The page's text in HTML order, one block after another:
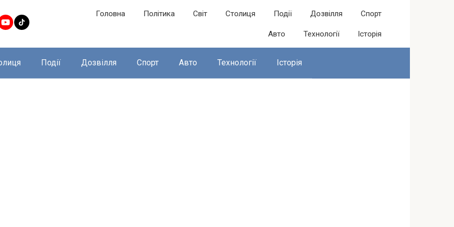
Головна Політика Світ Столиця Події Дозвілля Спорт
Авто Технології Історія
Події Дозвілля Спорт Авто Технології Історія